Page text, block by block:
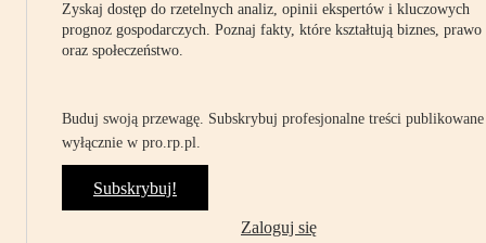
Zyskaj dostęp do rzetelnych analiz, opinii ekspertów i kluczowych
prognoz gospodarczych. Poznaj fakty, które kształtują biznes, prawo
oraz społeczeństwo.
Buduj swoją przewagę. Subskrybuj profesjonalne treści publikowane
wyłącznie w pro.rp.pl.
Subskrybuj!
Zaloguj się